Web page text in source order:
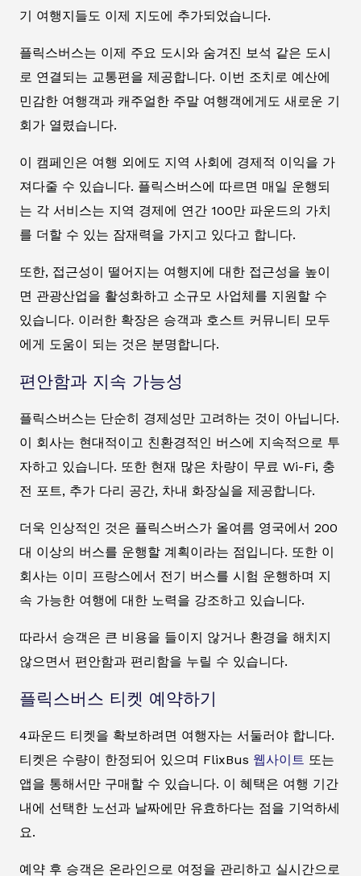
기 여행지들도 이제 지도에 추가되었습니다.
플릭스버스는 이제 주요 도시와 숨겨진 보석 같은 도시
로 연결되는 교통편을 제공합니다. 이번 조치로 예산에
민감한 여행객과 캐주얼한 주말 여행객에게도 새로운 기
회가 열렸습니다.
이 캠페인은 여행 외에도 지역 사회에 경제적 이익을 가
져다줄 수 있습니다. 플릭스버스에 따르면 매일 운행되
는 각 서비스는 지역 경제에 연간 100만 파운드의 가치
를 더할 수 있는 잠재력을 가지고 있다고 합니다.
또한, 접근성이 떨어지는 여행지에 대한 접근성을 높이
면 관광산업을 활성화하고 소규모 사업체를 지원할 수
있습니다. 이러한 확장은 승객과 호스트 커뮤니티 모두
에게 도움이 되는 것은 분명합니다.
편안함과 지속 가능성
플릭스버스는 단순히 경제성만 고려하는 것이 아닙니다.
이 회사는 현대적이고 친환경적인 버스에 지속적으로 투
자하고 있습니다. 또한 현재 많은 차량이 무료 Wi-Fi, 충
전 포트, 추가 다리 공간, 차내 화장실을 제공합니다.
더욱 인상적인 것은 플릭스버스가 올여름 영국에서 200
대 이상의 버스를 운행할 계획이라는 점입니다. 또한 이
회사는 이미 프랑스에서 전기 버스를 시험 운행하며 지
속 가능한 여행에 대한 노력을 강조하고 있습니다.
따라서 승객은 큰 비용을 들이지 않거나 환경을 해치지
않으면서 편안함과 편리함을 누릴 수 있습니다.
플릭스버스 티켓 예약하기
4파운드 티켓을 확보하려면 여행자는 서둘러야 합니다.
티켓은 수량이 한정되어 있으며 FlixBus 웹사이트 또는
앱을 통해서만 구매할 수 있습니다. 이 혜택은 여행 기간
내에 선택한 노선과 날짜에만 유효하다는 점을 기억하세
요.
예약 후 승객은 온라인으로 여정을 관리하고 실시간으로